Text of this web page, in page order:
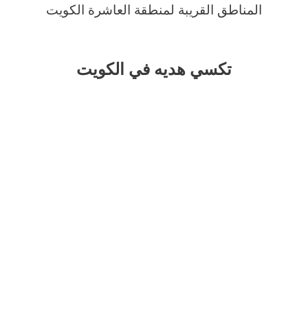
المناطق القريبة لمنطقة العاشرة الكويت
تكسي هديه في الكويت